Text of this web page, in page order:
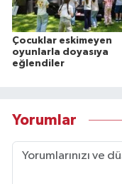
Çocuklar eskimeyen
oyunlarla doyasıya
eğlendiler
Yorumlar